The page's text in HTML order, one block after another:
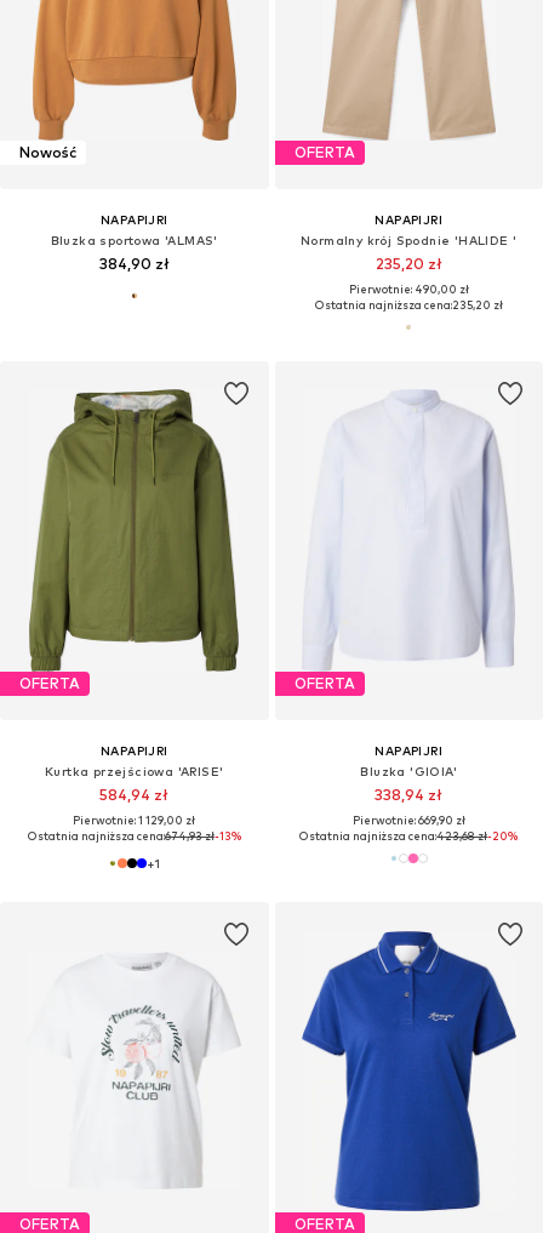
Nowość
NAPAPIJRI
Bluzka sportowa 'ALMAS'
384,90 zł
OFERTA
NAPAPIJRI
Normalny krój Spodnie 'HALIDE '
235,20 zł
Pierwotnie: 490,00 zł
Ostatnia najniższa cena:235,20 zł
OFERTA
NAPAPIJRI
Kurtka przejściowa 'ARISE'
584,94 zł
Pierwotnie: 1 129,00 zł
Ostatnia najniższa cena:674,93 zł-13%
+1
OFERTA
NAPAPIJRI
Bluzka 'GIOIA'
338,94 zł
Pierwotnie: 669,90 zł
Ostatnia najniższa cena:423,68 zł-20%
OFERTA OFERTA